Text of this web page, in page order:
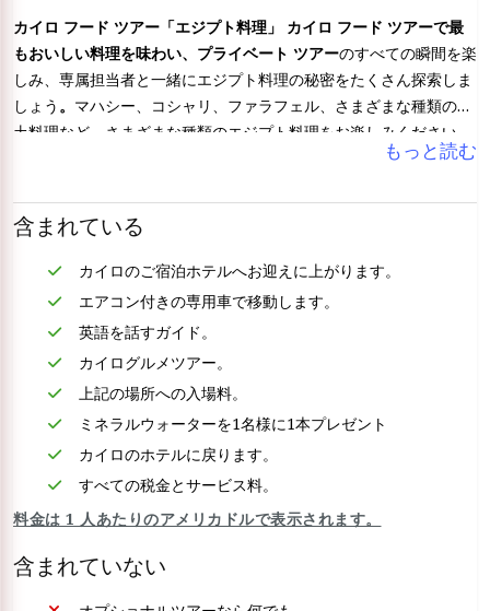
カイロ フード ツアー「エジプト料理」 カイロ フード ツアーで最
もおいしい料理を味わい、 プライベート ツアーのすべての瞬間を楽
しみ、専属担当者と一緒にエジプト料理の秘密をたくさん探索しま
しょう 。 マハシー、コシャリ、ファラフェル、さまざまな種類の郷
土料理など、さまざまな種類のエジプト料理をお楽しみください
もっと読む
含まれている
カイロのご宿泊ホテルへお迎えに上がります。
エアコン付きの専用車で移動します。
英語を話すガイド。
カイログルメツアー。
上記の場所への入場料。
ミネラルウォーターを1名様に1本プレゼント
カイロのホテルに戻ります。
すべての税金とサービス料。
料金は 1 人あたりのアメリカドルで表示されます。
含まれていない